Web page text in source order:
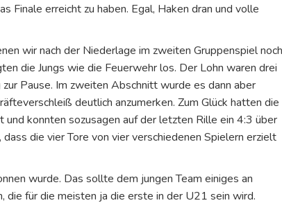
Finale erreicht zu haben. Egal, Haken dran und volle
wir nach der Niederlage im zweiten Gruppenspiel noch
die Jungs wie die Feuerwehr los. Der Lohn waren drei
Pause. Im zweiten Abschnitt wurde es dann aber
deutlich anzumerken. Zum Glück hatten die
konnten sozusagen auf der letzten Rille ein 4:3 über
die vier Tore von vier verschiedenen Spielern erzielt
wurde. Das sollte dem jungen Team einiges an
für die meisten ja die erste in der U21 sein wird.